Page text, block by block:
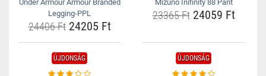
Under Armour Armour Branded
Legging-PPL
24406 Ft24205 Ft
Mizuno Inifinity 88 Pant
23365 Ft24059 Ft
ÚJDONSÁG ÚJDONSÁG